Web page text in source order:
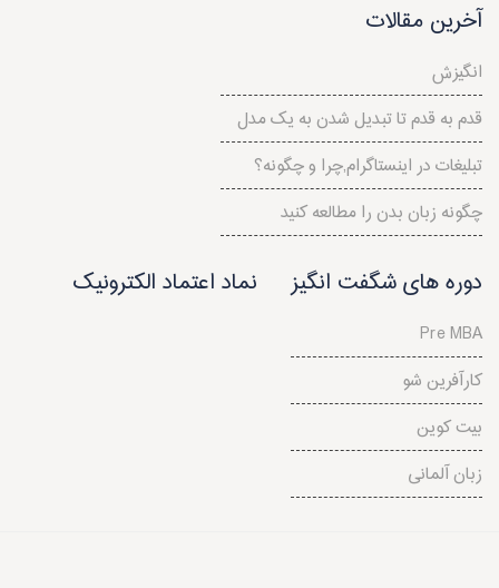
آخرین مقالات
انگیزش
قدم به قدم تا تبدیل شدن به یک مدل
تبلیغات در اینستاگرام,چرا و چگونه؟
چگونه زبان بدن را مطالعه کنید
دوره های شگفت انگیز
Pre MBA
کارآفرین شو
بیت کوین
زبان آلمانی
نماد اعتماد الکترونیک